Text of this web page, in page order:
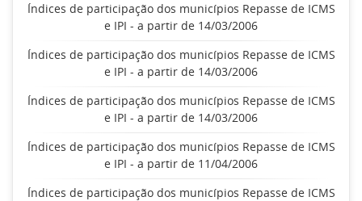
Índices de participação dos municípios Repasse de ICMS
e IPI - a partir de 14/03/2006
Índices de participação dos municípios Repasse de ICMS
e IPI - a partir de 14/03/2006
Índices de participação dos municípios Repasse de ICMS
e IPI - a partir de 14/03/2006
Índices de participação dos municípios Repasse de ICMS
e IPI - a partir de 11/04/2006
Índices de participação dos municípios Repasse de ICMS